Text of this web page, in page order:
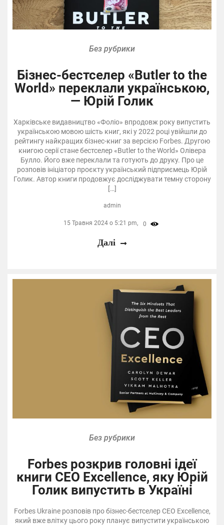
Без рубрики
Бізнес-бестселер «Butler to the
World» переклали українською,
— Юрій Голик
Харківське видавництво «Фоліо» впродовж року випустить
українською мовою шість книг, які у 2022 році увійшли до
рейтингу найкращих бізнес-книг за версією Forbes. Другою
книгою серії стане бестселер «Butler to the World» Олівера
Булло. Його вже переклали та готують до друку. Про це
розповів ініціатор проєкту український підприємець Юрій
Голик. Автор книги продовжує досліджувати темну сторону
[…]
admin
15 Травня 2024 о 5:21 pm, 0
Далі
Без рубрики
Forbes розкрив головні ідеї
книги CEO Excellence, яку Юрій
Голик випустить в Україні
Forbes Ukraine розповів про бізнес-бестселер CEO Excellence,
який вже влітку цього року планує випустити українською